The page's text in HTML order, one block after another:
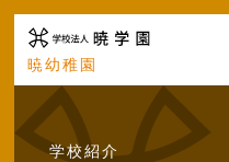
暁幼稚園
学校紹介